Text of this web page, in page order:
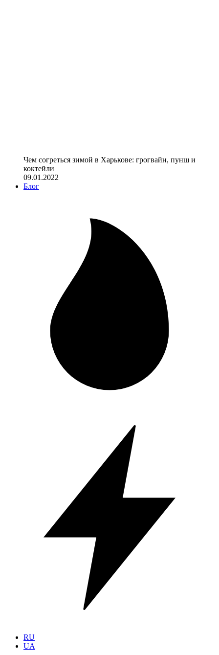
Чем согреться зимой в Харькове: грогвайн, пунш и
коктейли
09.01.2022
Блог
RU
UA